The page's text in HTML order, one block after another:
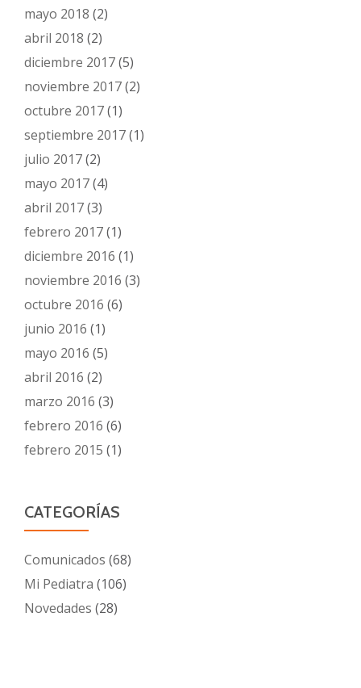
mayo 2018 (2)
abril 2018 (2)
diciembre 2017(5)
noviembre 2017(2)
octubre 2017(1)
septiembre 2017(1)
julio 2017(2)
mayo 2017(4)
abril 2017(3)
febrero 2017(1)
diciembre 2016 (1)
noviembre 2016 (3)
octubre 2016 (6)
junio 2016 (1)
mayo 2016 (5)
abril 2016 (2)
marzo 2016 (3)
febrero 2016 (6)
febrero 2015 (1)
CATEGORÍAS
Comunicados (68)
Mi Pediatra (106)
Novedades (28)